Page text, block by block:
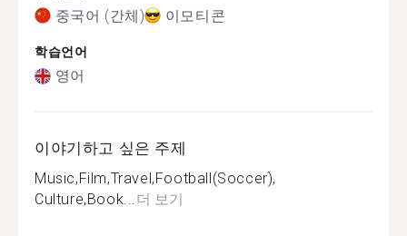
중국어 (간체) 이모티콘
학습언어
영어
이야기하고 싶은 주제
Music,Film,Travel,Football(Soccer),
Culture,Book...더 보기